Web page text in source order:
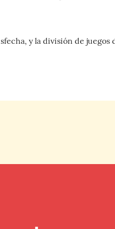
y la división de juegos